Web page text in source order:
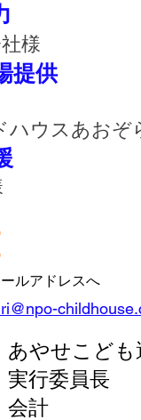
様
提供
ハウスあおぞ
ルアドレスへ
あやせこども
実行委員
会計 富